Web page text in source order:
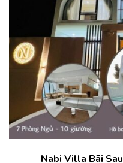
Nabi Villa Bãi Sau